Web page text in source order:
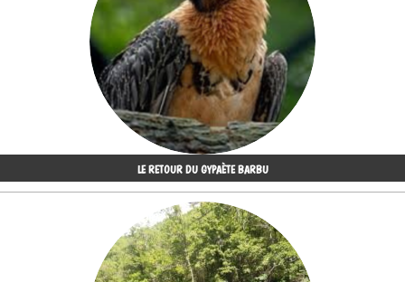
LE RETOUR DU GYPAÈTE BARBU